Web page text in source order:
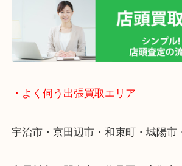
終活・遺品整理・生前整理・断捨
物を整理するケースは年々増えて
整理したいけど値段がつくかわか
当店ではそういったお困りの方